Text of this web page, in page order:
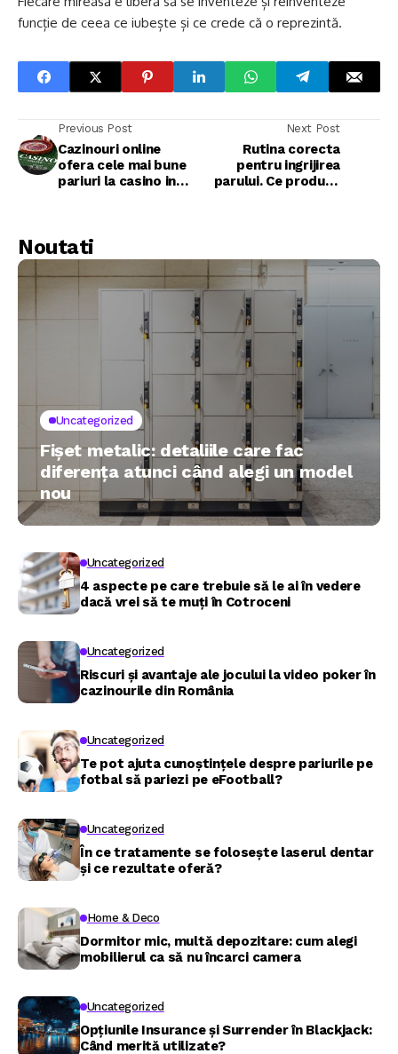
funcție de ceea ce iubește și ce crede că o reprezintă.
Previous Post
Cazinouri online
ofera cele mai bune
pariuri la casino in
Next Post
Rutina corecta
pentru ingrijirea
parului. Ce produse
Noutati
Uncategorized
Fișet metalic: detaliile care fac
diferența atunci când alegi un model
nou
Uncategorized
4 aspecte pe care trebuie să le ai în vedere
dacă vrei să te muți în Cotroceni
Uncategorized
Riscuri și avantaje ale jocului la video poker în
cazinourile din România
Uncategorized
Te pot ajuta cunoștințele despre pariurile pe
fotbal să pariezi pe eFootball?
Uncategorized
În ce tratamente se folosește laserul dentar
și ce rezultate oferă?
Home & Deco
Dormitor mic, multă depozitare: cum alegi
mobilierul ca să nu încarci camera
Uncategorized
Opțiunile Insurance și Surrender în Blackjack:
Când merită utilizate?